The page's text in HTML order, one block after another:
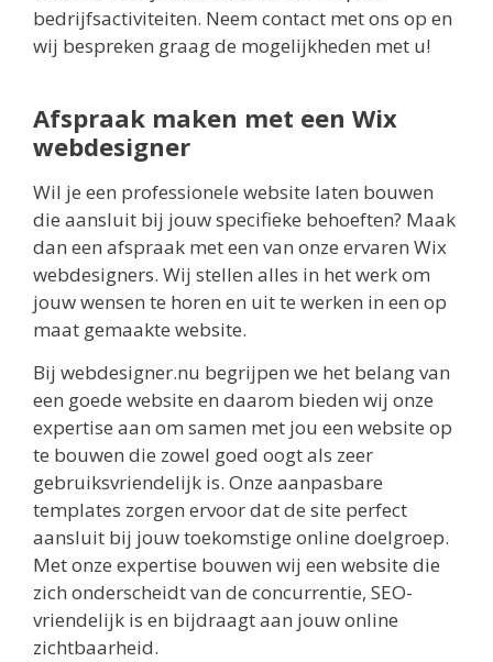
bedrijfsactiviteiten. Neem contact met ons op en
wij bespreken graag de mogelijkheden met u!
Afspraak maken met een Wix
webdesigner
Wil je een professionele website laten bouwen
die aansluit bij jouw specifieke behoeften? Maak
dan een afspraak met een van onze ervaren Wix
webdesigners. Wij stellen alles in het werk om
jouw wensen te horen en uit te werken in een op
maat gemaakte website.
Bij webdesigner.nu begrijpen we het belang van
een goede website en daarom bieden wij onze
expertise aan om samen met jou een website op
te bouwen die zowel goed oogt als zeer
gebruiksvriendelijk is. Onze aanpasbare
templates zorgen ervoor dat de site perfect
aansluit bij jouw toekomstige online doelgroep.
Met onze expertise bouwen wij een website die
zich onderscheidt van de concurrentie, SEO-
vriendelijk is en bijdraagt aan jouw online
zichtbaarheid.